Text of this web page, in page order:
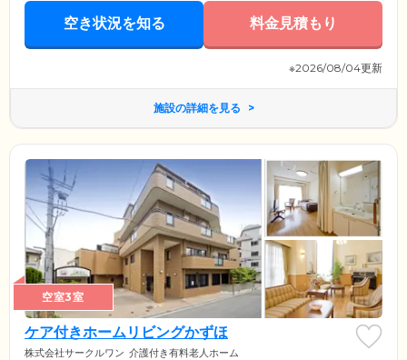
空き状況を知る 料金見積もり
※2026/08/04更新
施設の詳細を見る
空室3室
ケア付きホームリビングかずほ
株式会社サークルワン 介護付き有料老人ホーム